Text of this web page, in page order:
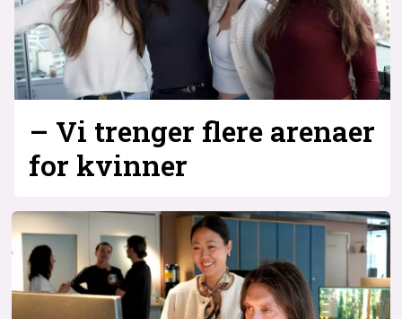
– Vi trenger flere arenaer
for kvinner